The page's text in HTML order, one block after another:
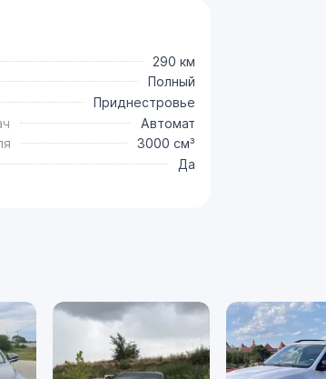
290 км
Полный
Приднестровье
Автомат
3000 см³
Да